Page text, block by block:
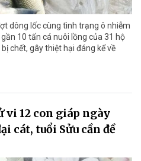
dông lốc cùng tình trạng ô nhiễm
10 tấn cá nuôi lồng của 31 hộ
chết, gây thiệt hại đáng kể về
vi 12 con giáp ngày
cát, tuổi Sửu cần đề